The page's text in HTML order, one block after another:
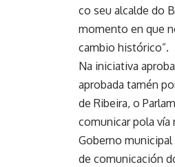
co seu alcalde do
momento en que
cambio histórico”.
Na iniciativa
aprobada tamén
de Ribeira, o
comunicar pola vía
Goberno
de comunicación